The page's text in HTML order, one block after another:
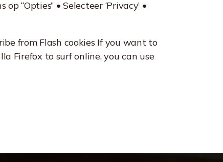
“Opties” • Selecteer ‘Privacy’ •
from Flash cookies If you want to
Firefox to surf online, you can use